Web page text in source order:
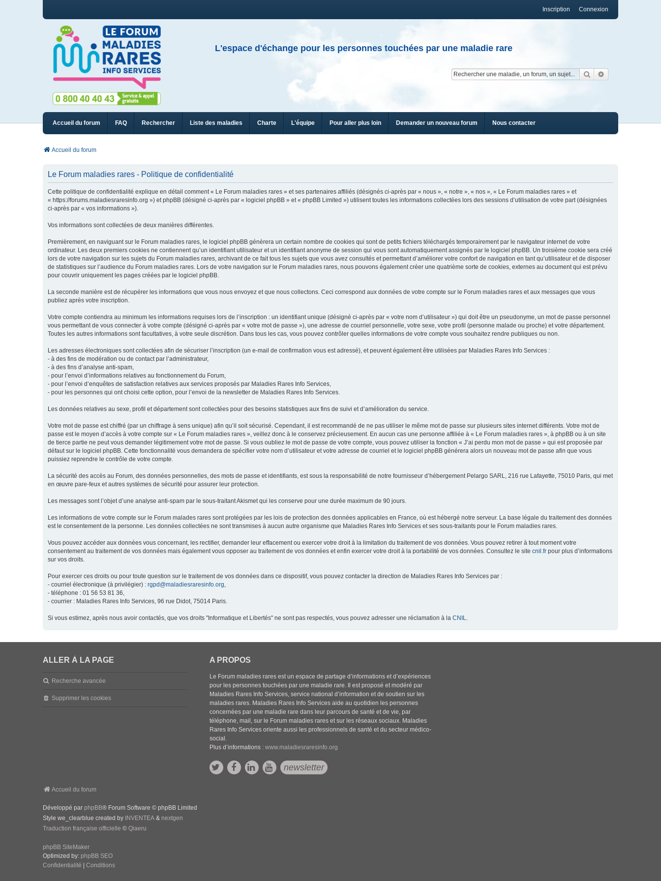
Connexion
Inscription
L'espace d'échange pour les personnes touchées par une maladie rare
Rechercher
Accueil du forum FAQ Rechercher Liste des maladies Charte L'équipe Pour aller plus loin Demander un nouveau forum Nous contacter
Accueil du forum
Le Forum maladies rares - Politique de confidentialité
Cette politique de confidentialité explique en détail comment « Le Forum maladies rares » et ses partenaires affiliés (désignés ci-après par « nous », « notre », « nos », « Le Forum maladies rares » et
« https://forums.maladiesraresinfo.org ») et phpBB (désigné ci-après par « logiciel phpBB » et « phpBB Limited ») utilisent toutes les informations collectées lors des sessions d’utilisation de votre part (désignées
ci-après par « vos informations »).
Vos informations sont collectées de deux manières différentes.
Premièrement, en naviguant sur le Forum maladies rares, le logiciel phpBB génèrera un certain nombre de cookies qui sont de petits fichiers téléchargés temporairement par le navigateur internet de votre
ordinateur. Les deux premiers cookies ne contiennent qu’un identifiant utilisateur et un identifiant anonyme de session qui vous sont automatiquement assignés par le logiciel phpBB. Un troisième cookie sera créé
lors de votre navigation sur les sujets du Forum maladies rares, archivant de ce fait tous les sujets que vous avez consultés et permettant d’améliorer votre confort de navigation en tant qu’utilisateur et de disposer
de statistiques sur l’audience du Forum maladies rares. Lors de votre navigation sur le Forum maladies rares, nous pouvons également créer une quatrième sorte de cookies, externes au document qui est prévu
pour couvrir uniquement les pages créées par le logiciel phpBB.
La seconde manière est de récupérer les informations que vous nous envoyez et que nous collectons. Ceci correspond aux données de votre compte sur le Forum maladies rares et aux messages que vous
publiez après votre inscription.
Votre compte contiendra au minimum les informations requises lors de l’inscription : un identifiant unique (désigné ci-après par « votre nom d’utilisateur ») qui doit être un pseudonyme, un mot de passe personnel
vous permettant de vous connecter à votre compte (désigné ci-après par « votre mot de passe »), une adresse de courriel personnelle, votre sexe, votre profil (personne malade ou proche) et votre département.
Toutes les autres informations sont facultatives, à votre seule discrétion. Dans tous les cas, vous pouvez contrôler quelles informations de votre compte vous souhaitez rendre publiques ou non.
Les adresses électroniques sont collectées afin de sécuriser l’inscription (un e-mail de confirmation vous est adressé), et peuvent également être utilisées par Maladies Rares Info Services :
- à des fins de modération ou de contact par l’administrateur,
- à des fins d’analyse anti-spam,
- pour l’envoi d’informations relatives au fonctionnement du Forum,
- pour l’envoi d’enquêtes de satisfaction relatives aux services proposés par Maladies Rares Info Services,
- pour les personnes qui ont choisi cette option, pour l’envoi de la newsletter de Maladies Rares Info Services.
Les données relatives au sexe, profil et département sont collectées pour des besoins statistiques aux fins de suivi et d’amélioration du service.
Votre mot de passe est chiffré (par un chiffrage à sens unique) afin qu’il soit sécurisé. Cependant, il est recommandé de ne pas utiliser le même mot de passe sur plusieurs sites internet différents. Votre mot de
passe est le moyen d’accès à votre compte sur « Le Forum maladies rares », veillez donc à le conservez précieusement. En aucun cas une personne affiliée à « Le Forum maladies rares », à phpBB ou à un site
de tierce partie ne peut vous demander légitimement votre mot de passe. Si vous oubliez le mot de passe de votre compte, vous pouvez utiliser la fonction « J’ai perdu mon mot de passe » qui est proposée par
défaut sur le logiciel phpBB. Cette fonctionnalité vous demandera de spécifier votre nom d’utilisateur et votre adresse de courriel et le logiciel phpBB générera alors un nouveau mot de passe afin que vous
puissiez reprendre le contrôle de votre compte.
La sécurité des accès au Forum, des données personnelles, des mots de passe et identifiants, est sous la responsabilité de notre fournisseur d’hébergement Pelargo SARL, 216 rue Lafayette, 75010 Paris, qui met
en œuvre pare-feux et autres systèmes de sécurité pour assurer leur protection.
Les messages sont l’objet d’une analyse anti-spam par le sous-traitant Akismet qui les conserve pour une durée maximum de 90 jours.
Les informations de votre compte sur le Forum malades rares sont protégées par les lois de protection des données applicables en France, où est hébergé notre serveur. La base légale du traitement des données
est le consentement de la personne. Les données collectées ne sont transmises à aucun autre organisme que Maladies Rares Info Services et ses sous-traitants pour le Forum maladies rares.
Vous pouvez accéder aux données vous concernant, les rectifier, demander leur effacement ou exercer votre droit à la limitation du traitement de vos données. Vous pouvez retirer à tout moment votre
consentement au traitement de vos données mais également vous opposer au traitement de vos données et enfin exercer votre droit à la portabilité de vos données. Consultez le site cnil.fr pour plus d’informations
sur vos droits.
Pour exercer ces droits ou pour toute question sur le traitement de vos données dans ce dispositif, vous pouvez contacter la direction de Maladies Rares Info Services par :
- courriel électronique (à privilégier) : rgpd@maladiesraresinfo.org,
- téléphone : 01 56 53 81 36,
- courrier : Maladies Rares Info Services, 96 rue Didot, 75014 Paris.
Si vous estimez, après nous avoir contactés, que vos droits "Informatique et Libertés" ne sont pas respectés, vous pouvez adresser une réclamation à la CNIL.
ALLER À LA PAGE
Recherche avancée
Supprimer les cookies
A PROPOS
Le Forum maladies rares est un espace de partage d’informations et d’expériences
pour les personnes touchées par une maladie rare. Il est proposé et modéré par
Maladies Rares Info Services, service national d’information et de soutien sur les
maladies rares. Maladies Rares Info Services aide au quotidien les personnes
concernées par une maladie rare dans leur parcours de santé et de vie, par
téléphone, mail, sur le Forum maladies rares et sur les réseaux sociaux. Maladies
Rares Info Services oriente aussi les professionnels de santé et du secteur médico-
social.
Plus d’informations :www.maladiesraresinfo.org
newsletter
Accueil du forum
Développé par phpBB® Forum Software © phpBB Limited
Style we_clearblue created by INVENTEA & nextgen
Traduction française officielle © Qiaeru
phpBB SiteMaker
Optimized by: phpBB SEO
Confidentialité
Conditions